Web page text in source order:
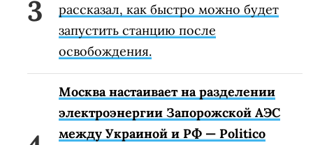
рассказал, как быстро можно будет
запустить станцию после
освобождения.
Москва настаивает на разделении
электроэнергии Запорожской АЭС
между Украиной и РФ — Politico